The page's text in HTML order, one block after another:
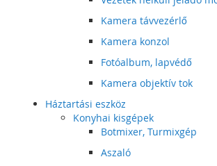
Kamera távvezérlő
Kamera konzol
Fotóalbum, lapvédő
Kamera objektív tok
Háztartási eszköz
Konyhai kisgépek
Botmixer, Turmixgép
Aszaló